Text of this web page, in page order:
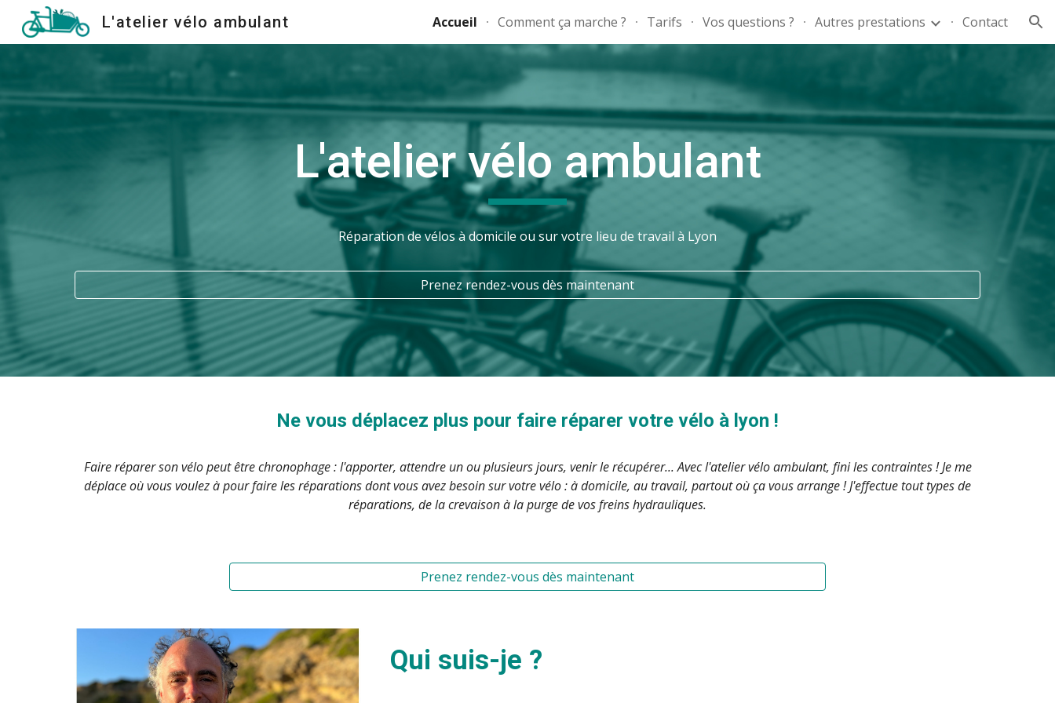
Skip to main content Skip to navigation
L'atelier vélo ambulant Accueil Comment ça marche ? Tarifs Vos questions ? Autres prestations Contact
L'atelier vélo ambulant
Réparation de vélos à domicile ou sur votre lieu de travail à Lyon
Prenez rendez-vous dès maintenant
Ne vous déplacez plus pour faire réparer votre vélo à lyon !
Faire réparer son vélo peut être chronophage : l'apporter, attendre un ou plusieurs jours, venir le récupérer... Avec l'atelier vélo ambulant, fini les contraintes ! Je me
déplace où vous voulez à pour faire les réparations dont vous avez besoin sur votre vélo : à domicile, au travail, partout où ça vous arrange ! J'effectue tout types de
réparations, de la crevaison à la purge de vos freins hydrauliques.
Prenez rendez-vous dès maintenant
Qui suis-je ?